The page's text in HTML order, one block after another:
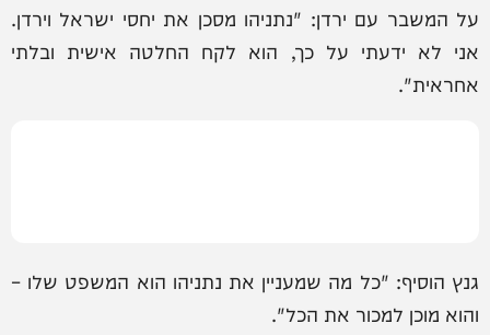
על המשבר עם ירדן: "נתניהו מסכן את יחסי ישראל וירדן.
אני לא ידעתי על כך, הוא לקח החלטה אישית ובלתי
אחראית".
גנץ הוסיף: "כל מה שמעניין את נתניהו הוא המשפט שלו –
והוא מוכן למכור את הכל".